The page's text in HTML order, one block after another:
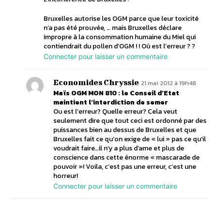
Bruxelles autorise les OGM parce que leur toxicité
n’a pas été prouvée, … mais Bruxelles déclare
impropre à la consommation humaine du Miel qui
contiendrait du pollen d’OGM ! ! Où est l’erreur ? ?
Connecter pour laisser un commentaire
Economides Chryssie 21 mai 2012 à 19h48
Maïs OGM MON 810 : le Conseil d’Etat
maintient l’interdiction de semer
Ou est l’erreur? Quelle erreur? Cela veut
seulement dire que tout ceci est ordonné par des
puissances bien au dessus de Bruxelles et que
Bruxelles fait ce qu’on exige de « lui » pas ce qu’il
voudrait faire…il n’y a plus d’ame et plus de
conscience dans cette énorme « mascarade de
pouvoir »! Voila, c’est pas une erreur, c’est une
horreur!
Connecter pour laisser un commentaire